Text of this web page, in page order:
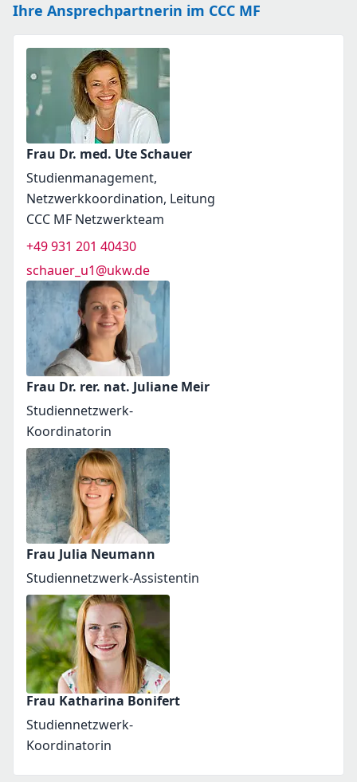
Ihre Ansprechpartnerin im CCC MF
Frau Dr. med. Ute Schauer
Studienmanagement,
Netzwerkkoordination, Leitung
CCC MF Netzwerkteam
+49 931 201 40430
schauer_u1@ukw.de
Frau Dr. rer. nat. Juliane Meir
Studiennetzwerk-
Koordinatorin
Frau Julia Neumann
Studiennetzwerk-Assistentin
Frau Katharina Bonifert
Studiennetzwerk-
Koordinatorin